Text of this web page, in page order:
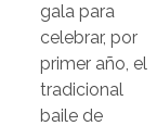
gala para
celebrar, por
primer año, el
tradicional
baile de